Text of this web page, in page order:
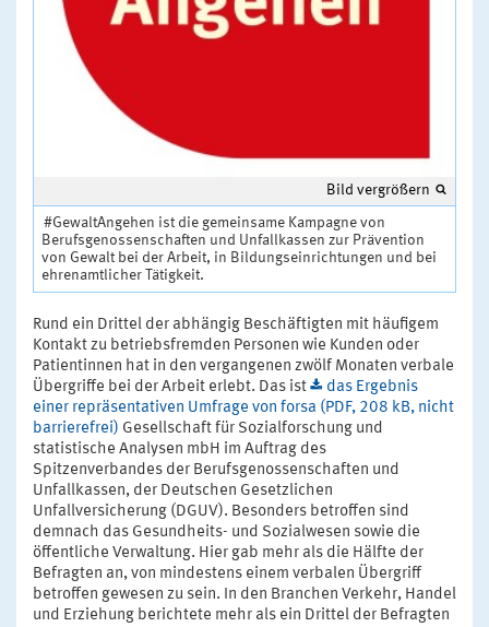
Bild vergrößern
#GewaltAngehen ist die gemeinsame Kampagne von
Berufsgenossenschaften und Unfallkassen zur Prävention
von Gewalt bei der Arbeit, in Bildungseinrichtungen und bei
ehrenamtlicher Tätigkeit.
Rund ein Drittel der abhängig Beschäftigten mit häufigem
Kontakt zu betriebsfremden Personen wie Kunden oder
Patientinnen hat in den vergangenen zwölf Monaten verbale
Übergriffe bei der Arbeit erlebt. Das ist
das Ergebnis
einer repräsentativen Umfrage von forsa (PDF, 208 kB, nicht
barrierefrei) Gesellschaft für Sozialforschung und
statistische Analysen mbH im Auftrag des
Spitzenverbandes der Berufsgenossenschaften und
Unfallkassen, der Deutschen Gesetzlichen
Unfallversicherung (DGUV). Besonders betroffen sind
demnach das Gesundheits- und Sozialwesen sowie die
öffentliche Verwaltung. Hier gab mehr als die Hälfte der
Befragten an, von mindestens einem verbalen Übergriff
betroffen gewesen zu sein. In den Branchen Verkehr, Handel
und Erziehung berichtete mehr als ein Drittel der Befragten